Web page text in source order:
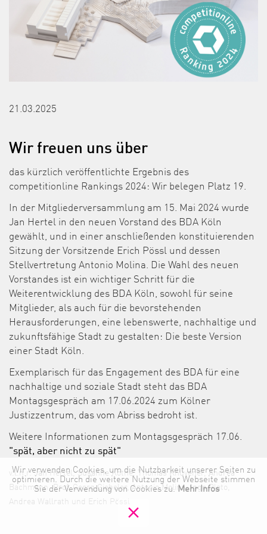
21.03.2025
Wir freuen uns über
das kürzlich veröffentlichte Ergebnis des
competitionline Rankings 2024: Wir belegen Platz 19.
In der Mitgliederversammlung am 15. Mai 2024 wurde
Jan Hertel in den neuen Vorstand des BDA Köln
gewählt, und in einer anschließenden konstituierenden
Sitzung der Vorsitzende Erich Pössl und dessen
Stellvertretung Antonio Molina. Die Wahl des neuen
Vorstandes ist ein wichtiger Schritt für die
Weiterentwicklung des BDA Köln, sowohl für seine
Mitglieder, als auch für die bevorstehenden
Herausforderungen, eine lebenswerte, nachhaltige und
zukunftsfähige Stadt zu gestalten: Die beste Version
einer Stadt Köln.
Exemplarisch für das Engagement des BDA für eine
nachhaltige und soziale Stadt steht das BDA
Montagsgespräch am 17.06.2024 zum Kölner
Justizzentrum, das vom Abriss bedroht ist.
Weitere Informationen zum Montagsgespräch 17.06.
"spät, aber nicht zu spät"
v.l.n.r. Jan Hertel, Susanne Kothe, Thomas Knüvener, Andrea
Bachmann, Prof. Georg Giebeler, Antonio Molina, Ingo Plato,
Andrea Wallrath und Erich Pössl
Wir verwenden Cookies, um die Nutzbarkeit unserer Seiten zu
optimieren. Durch die weitere Nutzung der Webseite stimmen
Sie der Verwendung von Cookies zu. Mehr Infos
clear